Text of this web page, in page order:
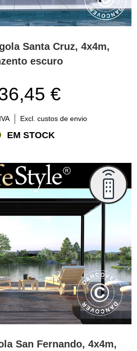
Santa Cruz, 4x4m,
escuro
€
Excl. custos de envio
EM STOCK
San Fernando, 4x4m,